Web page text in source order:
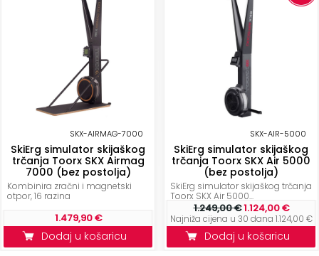
SKX-AIRMAG-7000
SkiErg simulator skijaškog
trčanja Toorx SKX Airmag
7000 (bez postolja)
Kombinira zračni i magnetski
otpor, 16 razina
1.479,90 €
Dodaj u košaricu
SKX-AIR-5000
SkiErg simulator skijaškog
trčanja Toorx SKX Air 5000
(bez postolja)
SkiErg simulator skijaškog trčanja
Toorx SKX Air 5000...
1.249,00 €1.124,00 €
Najniža cijena u 30 dana 1.124,00 €
Dodaj u košaricu